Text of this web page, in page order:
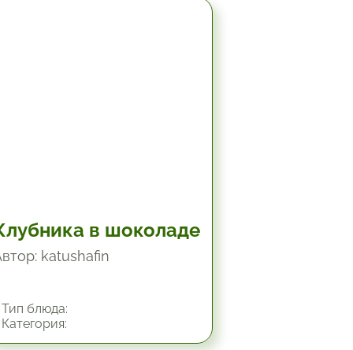
в шоколаде
katushafin
блюда: